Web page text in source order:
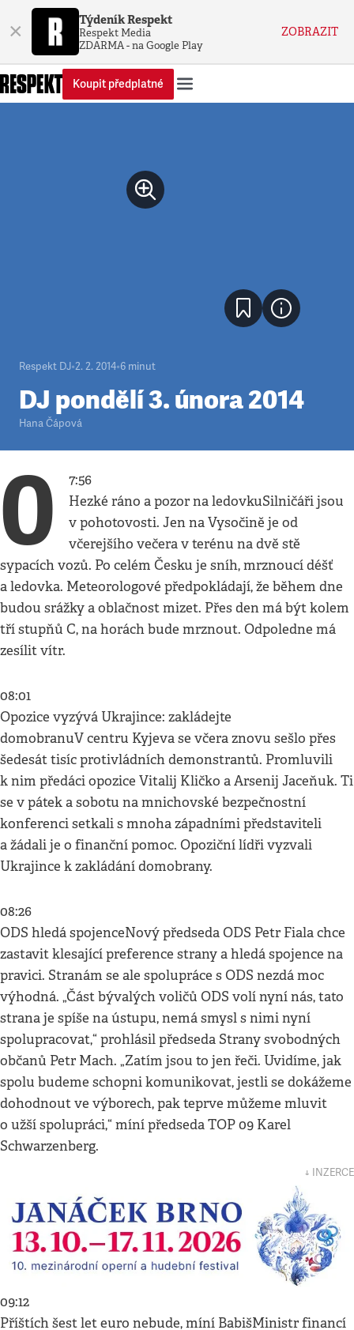
× Týdeník Respekt
Respekt Media
ZDARMA - na Google Play
ZOBRAZIT
Koupit předplatné
Respekt DJ•2. 2. 2014•6 minut
DJ pondělí 3. února 2014
Hana Čápová
0
7:56
Hezké ráno a pozor na ledovkuSilničáři jsou
v pohotovosti. Jen na Vysočině je od
včerejšího večera v terénu na dvě stě
sypacích vozů. Po celém Česku je sníh, mrznoucí déšť
a ledovka. Meteorologové předpokládají, že během dne
budou srážky a oblačnost mizet. Přes den má být kolem
tří stupňů C, na horách bude mrznout. Odpoledne má
zesílit vítr.
08:01
Opozice vyzývá Ukrajince: zakládejte
domobranuV centru Kyjeva se včera znovu sešlo přes
šedesát tisíc protivládních demonstrantů. Promluvili
k nim předáci opozice Vitalij Kličko a Arsenij Jaceňuk. Ti
se v pátek a sobotu na mnichovské bezpečnostní
konferenci setkali s mnoha západními představiteli
a žádali je o finanční pomoc. Opoziční lídři vyzvali
Ukrajince k zakládání domobrany.
08:26
ODS hledá spojenceNový předseda ODS Petr Fiala chce
zastavit klesající preference strany a hledá spojence na
pravici. Stranám se ale spolupráce s ODS nezdá moc
výhodná. „Část bývalých voličů ODS volí nyní nás, tato
strana je spíše na ústupu, nemá smysl s nimi nyní
spolupracovat,“ prohlásil předseda Strany svobodných
občanů Petr Mach. „Zatím jsou to jen řeči. Uvidíme, jak
spolu budeme schopni komunikovat, jestli se dokážeme
dohodnout ve výborech, pak teprve můžeme mluvit
o užší spolupráci,“ míní předseda TOP 09 Karel
Schwarzenberg.
↓ INZERCE
09:12
Příštích šest let euro nebude, míní BabišMinistr financí